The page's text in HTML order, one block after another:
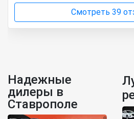
Смотреть 39
Надежные
дилеры в
Ставрополе